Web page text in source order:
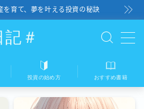
を育て、夢を叶える投資の秘訣
＃
投資の始め方 おすすめ書籍